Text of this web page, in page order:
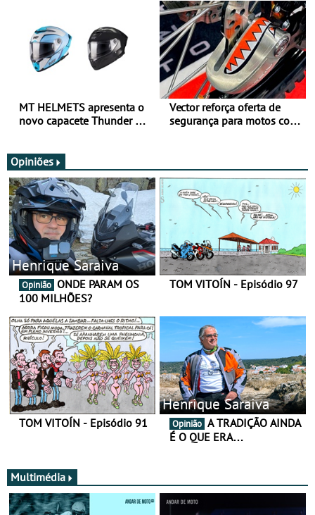
verão
MT HELMETS apresenta o
novo capacete Thunder 4 R
Vector reforça oferta de
segurança para motos com
Opiniões
Henrique Saraiva
Opinião
100 MILHÕES?
TOM VITOÍN - Episódio 97
TOM VITOÍN - Episódio 91
Henrique Saraiva
Opinião
É O QUE ERA…
Multimédia